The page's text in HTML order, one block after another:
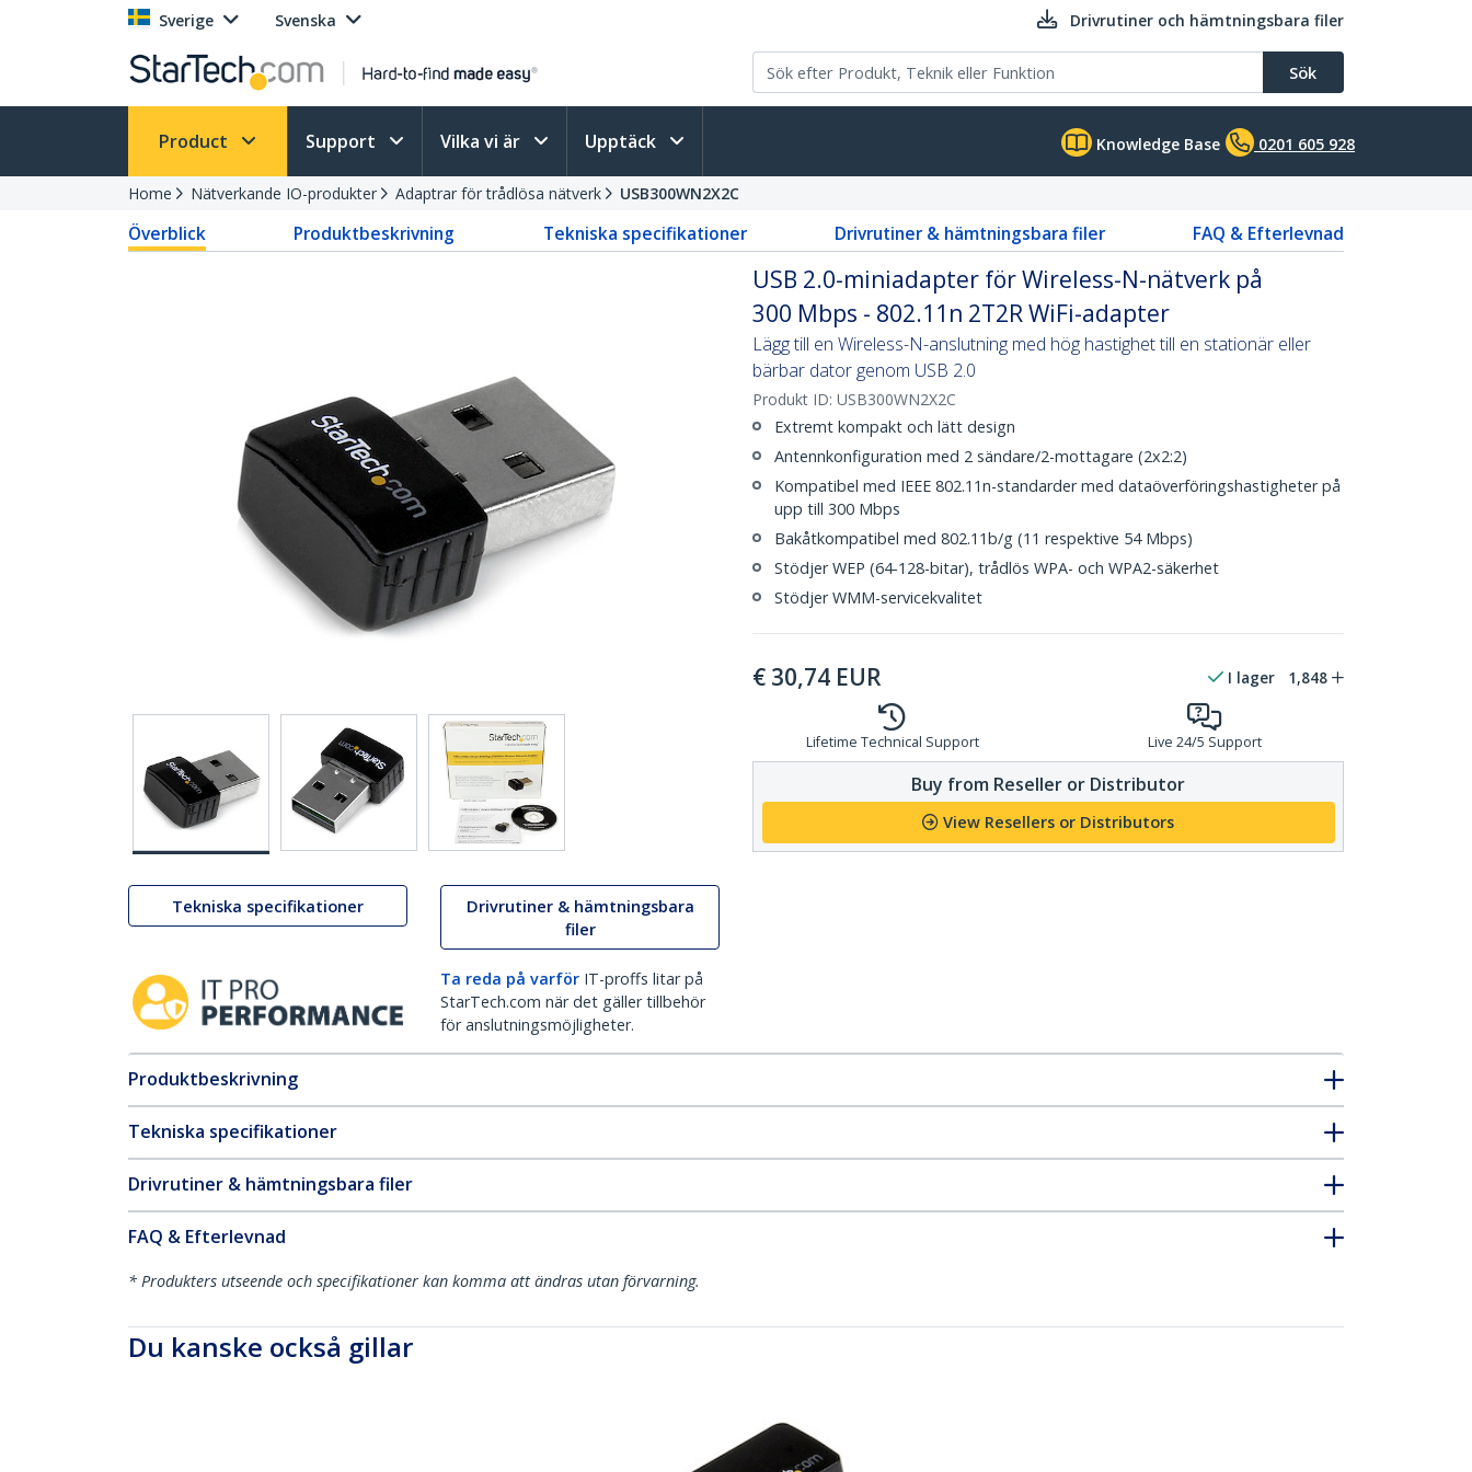
Sverige Svenska Drivrutiner och hämtningsbara filer
Sök
Product Support Vilka vi är Upptäck Knowledge Base 0201 605 928
Home Nätverkande IO-produkter Adaptrar för trådlösa nätverk USB300WN2X2C
Överblick Produktbeskrivning Tekniska specifikationer Drivrutiner & hämtningsbara filer FAQ & Efterlevnad
Tekniska specifikationer
Drivrutiner & hämtningsbara
filer
Ta reda på varför IT-proffs litar på
StarTech.com när det gäller tillbehör
för anslutningsmöjligheter.
USB 2.0-miniadapter för Wireless-N-nätverk på
300 Mbps - 802.11n 2T2R WiFi-adapter
Lägg till en Wireless-N-anslutning med hög hastighet till en stationär eller
bärbar dator genom USB 2.0
Produkt ID: USB300WN2X2C
Extremt kompakt och lätt design
Antennkonfiguration med 2 sändare/2-mottagare (2x2:2)
Kompatibel med IEEE 802.11n-standarder med dataöverföringshastigheter på
upp till 300 Mbps
Bakåtkompatibel med 802.11b/g (11 respektive 54 Mbps)
Stödjer WEP (64-128-bitar), trådlös WPA- och WPA2-säkerhet
Stödjer WMM-servicekvalitet
€ 30,74 EUR I lager 1,848
Lifetime Technical Support Live 24/5 Support
Buy from Reseller or Distributor
View Resellers or Distributors
Produktbeskrivning
Tekniska specifikationer
Drivrutiner & hämtningsbara filer
FAQ & Efterlevnad
* Produkters utseende och specifikationer kan komma att ändras utan förvarning.
Du kanske också gillar